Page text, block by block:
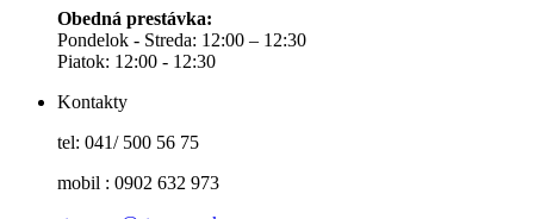
Obedná prestávka:
Pondelok - Streda: 12:00 – 12:30
Piatok: 12:00 - 12:30
Kontakty
tel: 041/ 500 56 75
mobil : 0902 632 973